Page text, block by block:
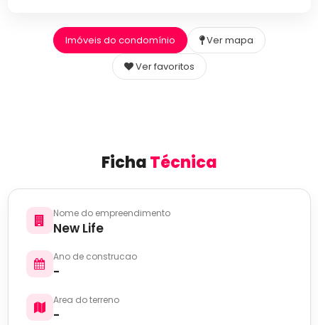
Imóveis do condomínio
Ver mapa
Ver favoritos
FichaTécnica
Nome do empreendimento
New Life
Ano de construcao
-
Area do terreno
-